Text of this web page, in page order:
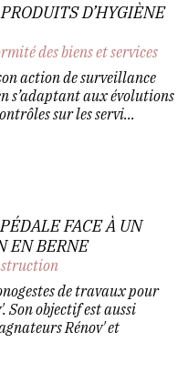
D’HYGIÈNE
des biens et services
action de surveillance
s’adaptant aux évolutions
sur les servi...
FACE À UN
EN BERNE
de travaux pour
Son objectif est aussi
Rénov' et